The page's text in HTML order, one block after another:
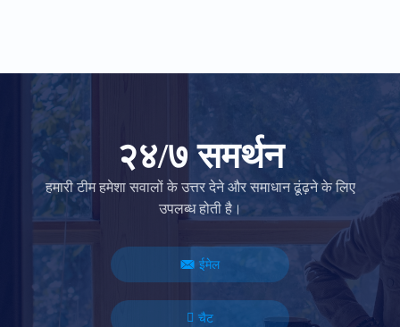
२४/७ समर्थन
हमारी टीम हमेशा सवालों के उत्तर देने और समाधान ढूंढ़ने के लिए
उपलब्ध होती है।
ईमेल
चैट